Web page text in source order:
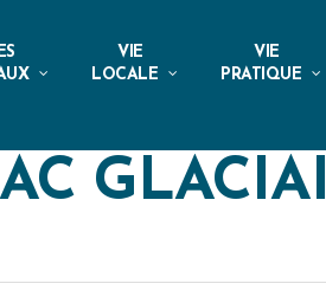
VIE
LOCALE
VIE
PRATIQUE